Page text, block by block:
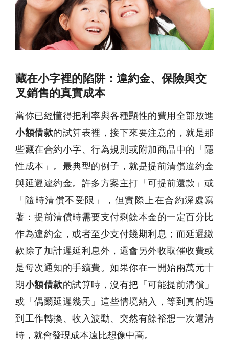
藏在小字裡的陷阱：違約金、保險與交
叉銷售的真實成本
當你已經懂得把利率與各種顯性的費用全部放進
小額借款的試算表裡，接下來要注意的，就是那
些藏在合約小字、行為規則或附加商品中的「隱
性成本」。最典型的例子，就是提前清償違約金
與延遲違約金。許多方案主打「可提前還款」或
「隨時清償不受限」，但實際上在合約深處寫
著：提前清償時需要支付剩餘本金的一定百分比
作為違約金，或者至少支付幾期利息；而延遲繳
款除了加計遲延利息外，還會另外收取催收費或
是每次通知的手續費。如果你在一開始兩萬元十
期小額借款的試算時，沒有把「可能提前清償」
或「偶爾延遲幾天」這些情境納入，等到真的遇
到工作轉換、收入波動、突然有餘裕想一次還清
時，就會發現成本遠比想像中高。